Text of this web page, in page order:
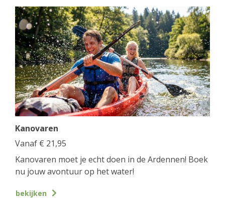
Kanovaren
Vanaf € 21,95
Kanovaren moet je echt doen in de Ardennen! Boek
nu jouw avontuur op het water!
bekijken